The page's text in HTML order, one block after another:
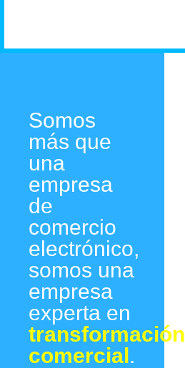
Somos
más que
una
empresa
de
comercio
electrónico,
somos una
empresa
experta en
transformación
comercial.